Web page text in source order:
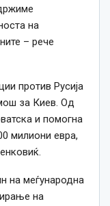
на
– рече
против Русија
за Киев. Од
и помогна
милиони евра,
на меѓународна
на